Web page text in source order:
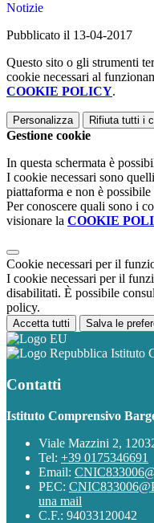
Notizie
Pubblicato il 13-04-2017
Questo sito o gli strumenti
cookie necessari al
COOKIE POLICY.
Personalizza Rifiuta tutti i
Gestione cookie
In questa schermata è
I cookie necessari sono
piattaforma e non è
Per conoscere quali sono i
visionare la COOKIE
Cookie necessari per il
I cookie necessari per il
disabilitati. È possibile
policy.
Accetta tutti Salva le
Istituto
Contatti
Istituto Comprensivo
Viale Mazzini 2,
Tel: +39 0175346691
Email:
PEC:
una mail
C.F.: 94033120042